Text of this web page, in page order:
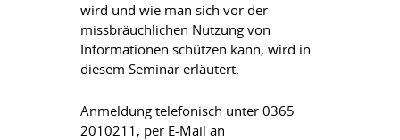
wird und wie man sich vor der
missbräuchlichen Nutzung von
Informationen schützen kann, wird in
diesem Seminar erläutert.
Anmeldung telefonisch unter 0365
2010211, per E-Mail an